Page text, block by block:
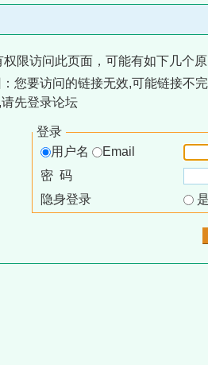
限访问此页面，可能有如下几个
您要访问的链接无效,可能链接不
先登录论坛
登录
用户名
Email
密 码
隐身登录